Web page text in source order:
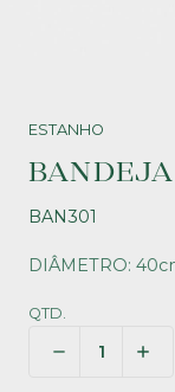
ESTANHO
BAN301
DIÂMETRO:
QTD.